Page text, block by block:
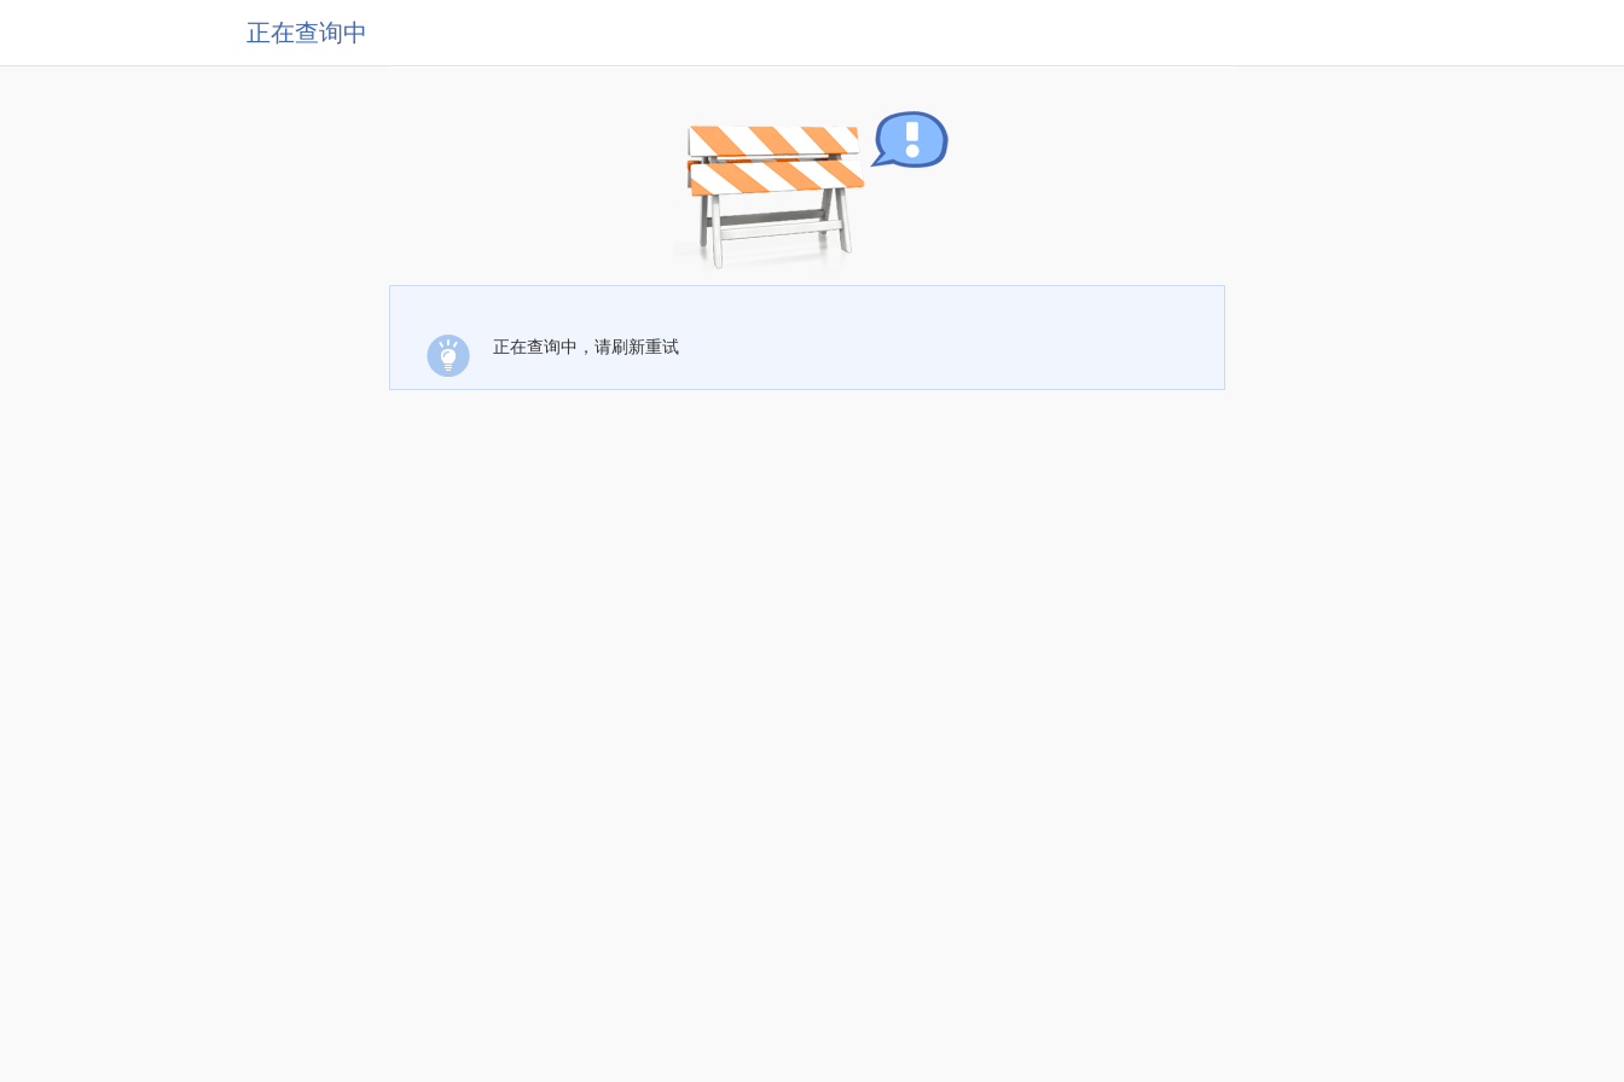
正在查询中
正在查询中，请刷新重试